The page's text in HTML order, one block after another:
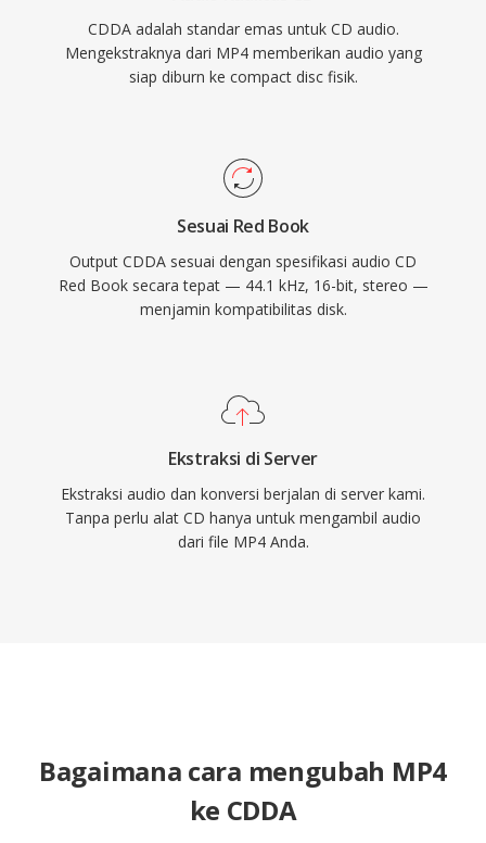
CDDA adalah standar emas untuk CD audio.
Mengekstraknya dari MP4 memberikan audio yang
siap diburn ke compact disc fisik.
Sesuai Red Book
Output CDDA sesuai dengan spesifikasi audio CD
Red Book secara tepat — 44.1 kHz, 16-bit, stereo —
menjamin kompatibilitas disk.
Ekstraksi di Server
Ekstraksi audio dan konversi berjalan di server kami.
Tanpa perlu alat CD hanya untuk mengambil audio
dari file MP4 Anda.
Bagaimana cara mengubah MP4
ke CDDA